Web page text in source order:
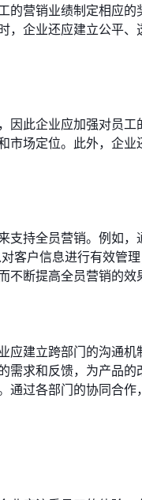
的营销业绩制定相应
，企业还应建立公平
因此企业应加强对员
市场定位。此外，企
支持全员营销。例如
客户信息进行有效管
断提高全员营销的效
建立跨部门的沟通
需求和反馈，为产品
过各部门的协同合作